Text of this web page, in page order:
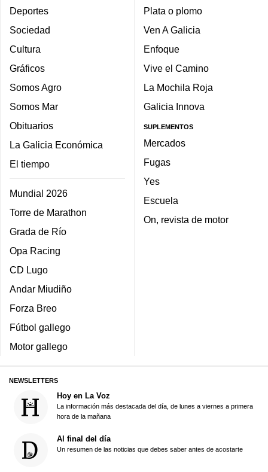
Deportes
Sociedad
Cultura
Gráficos
Somos Agro
Somos Mar
Obituarios
La Galicia Económica
El tiempo
Mundial 2026
Torre de Marathon
Grada de Río
Opa Racing
CD Lugo
Andar Miudiño
Forza Breo
Fútbol gallego
Motor gallego
Plata o plomo
Ven A Galicia
Enfoque
Vive el Camino
La Mochila Roja
Galicia Innova
SUPLEMENTOS
Mercados
Fugas
Yes
Escuela
On, revista de motor
NEWSLETTERS
Hoy en La Voz
La información más destacada del día, de lunes a viernes a primera
hora de la mañana
Al final del día
Un resumen de las noticias que debes saber antes de acostarte